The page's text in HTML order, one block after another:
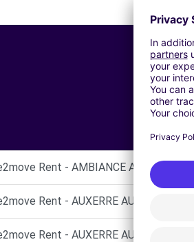
Rent - AMBIANCE
Rent - AUXERRE AUTOMOBILE
Rent - AUXERRE AUTOMOBILE